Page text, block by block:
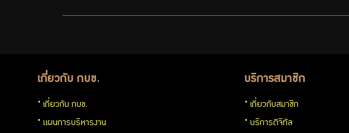
ภายใน
เสริม
ความ
เกี่ยวกับ กบข.
เกี่ยวกับ กบข.
แผนการบริหารงาน
บริการสมาชิก
เกี่ยวกับสมาชิก
บริการดิจิทัล